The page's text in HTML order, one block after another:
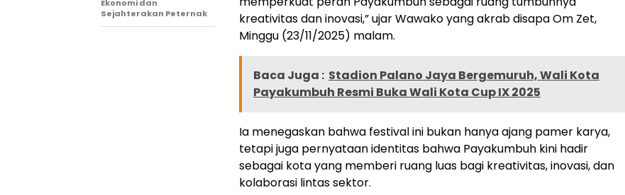
kreativitas dan inovasi,” ujar Wawako yang akrab disapa Om Zet,
Minggu (23/11/2025) malam.
Baca Juga : Stadion Palano Jaya Bergemuruh, Wali Kota
Payakumbuh Resmi Buka Wali Kota Cup IX 2025
Ia menegaskan bahwa festival ini bukan hanya ajang pamer karya,
tetapi juga pernyataan identitas bahwa Payakumbuh kini hadir
sebagai kota yang memberi ruang luas bagi kreativitas, inovasi, dan
kolaborasi lintas sektor.
Ekonomi dan
Sejahterakan Peternak